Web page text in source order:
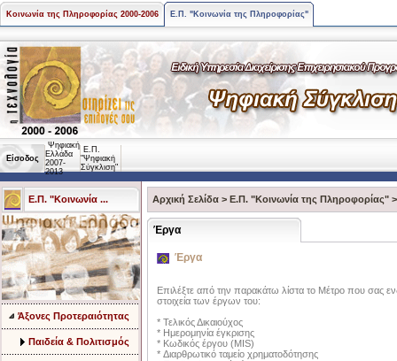
Κοινωνία της Πληροφορίας 2000-2006 Ε.Π. "Κοινωνία της Πληροφορίας"
Είσοδος
Ψηφιακή
Ελλάδα
2007-
2013
Ε.Π.
"Ψηφιακή
Σύγκλιση"
Ε.Π. "Κοινωνία ...
Άξονες Προτεραιότητας
Παιδεία & Πολιτισμός
Αρχική Σελίδα > Ε.Π. "Κοινωνία της Πληροφορίας"
Έργα
Έργα
Επιλέξτε από την παρακάτω λίστα το Μέτρο που σας
στοιχεία των έργων του:
* Τελικός Δικαιούχος
* Ημερομηνία έγκρισης
* Κωδικός έργου (MIS)
* Διαρθρωτικό ταμείο χρηματοδότησης